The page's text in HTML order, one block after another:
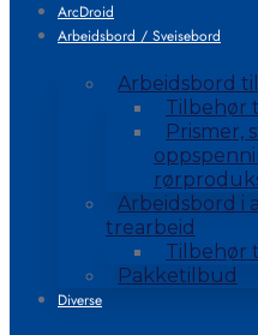
ArcDroid
Arbeidsbord / Sveisebord
Arbeidsbord
Tilbehør
Prismer,
Arbeidsbord i
trearbeid
Tilbehør
Pakketilbud
Diverse